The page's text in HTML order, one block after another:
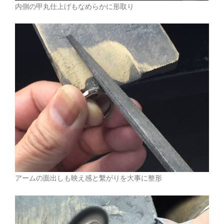
内側の甲丸仕上げもなめらかに形取り
アームの面出しも映え感と繫がりを大事に整形